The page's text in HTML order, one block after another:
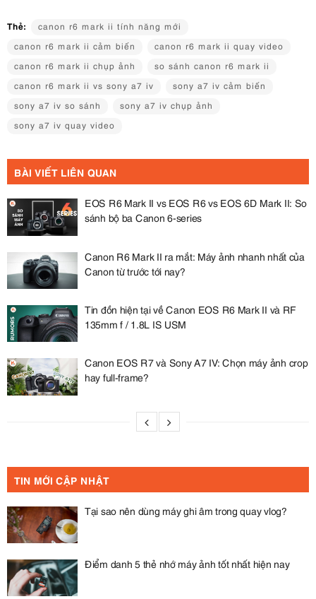
Thẻ:
canon r6 mark ii tính năng mới
canon r6 mark ii cảm biến
canon r6 mark ii quay video
canon r6 mark ii chụp ảnh
so sánh canon r6 mark ii
canon r6 mark ii vs sony a7 iv
sony a7 iv cảm biến
sony a7 iv so sánh
sony a7 iv chụp ảnh
sony a7 iv quay video
BÀI VIẾT LIÊN QUAN
EOS R6 Mark II vs EOS R6 vs EOS 6D Mark II: So
sánh bộ ba Canon 6-series
Canon R6 Mark II ra mắt: Máy ảnh nhanh nhất của
Canon từ trước tới nay?
Tin đồn hiện tại về Canon EOS R6 Mark II và RF
135mm f / 1.8L IS USM
Canon EOS R7 và Sony A7 IV: Chọn máy ảnh crop
hay full-frame?
TIN MỚI CẬP NHẬT
Tại sao nên dùng máy ghi âm trong quay vlog?
Điểm danh 5 thẻ nhớ máy ảnh tốt nhất hiện nay